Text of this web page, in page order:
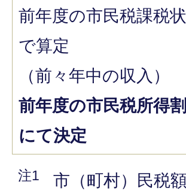
前年度の市民税課税
で算定
（前々年中の収入）
前年度の市民税所得
にて決定
注1 市（町村）民税